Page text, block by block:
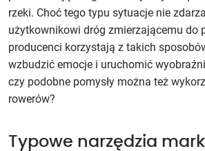
rzeki. Choć tego typu sytuacje nie
użytkownikowi dróg zmierzającemu do
producenci korzystają z takich
wzbudzić emocje i uruchomić
czy podobne pomysły można też
rowerów?
Typowe narzędzia